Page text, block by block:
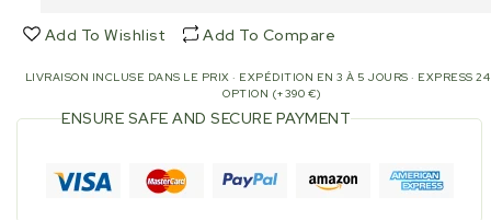
KLS48.0
-
Rep.1037
Performance
for
pumps
KLS48.0
-
Rep.1037
–
Performance
for
Add To Wishlist Add To Compare
LIVRAISON INCLUSE DANS LE PRIX · EXPÉDITION EN 3 À 5 JOURS · EXPRESS
OPTION (+390 €)
ENSURE SAFE AND SECURE PAYMENT